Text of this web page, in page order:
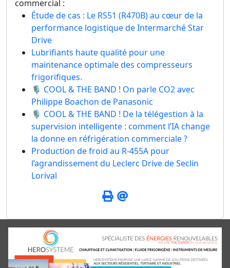
commercial :
Étude de cas : Le RS51 (R470B) au cœur de la
performance logistique de Intermarché Star
Drive
Lubrifiants haute qualité pour une
maintenance optimale des compresseurs
frigorifiques.
🎙️ COOL & THE BAND ! On parle CO2 avec
Philippe Boachon de Panasonic
🎙️ COOL & THE BAND ! De la télégestion à la
supervision intelligente : comment l’IA change
la donne en réfrigération commerciale ?
Production de froid au R-455A pour
l’agrandissement du Leclerc Drive de Seclin
Lorival